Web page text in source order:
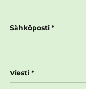
Sähköposti
Viesti